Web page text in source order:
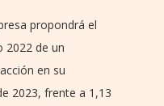
propondrá el
2022 de un
en su
2023, frente a 1,13